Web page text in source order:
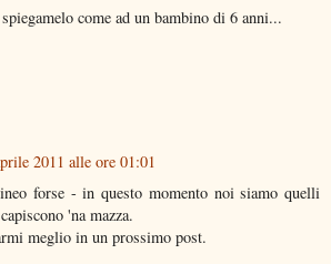
come ad un bambino di 6 anni...
2011 alle ore 01:01
forse - in questo momento noi siamo quelli
'na mazza.
meglio in un prossimo post.